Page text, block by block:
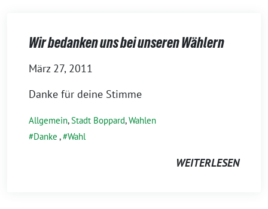
Wir bedanken uns bei unseren Wählern
März 27, 2011
Danke für deine Stimme
Allgemein,Stadt Boppard,Wahlen
Danke , Wahl
WEITERLESEN